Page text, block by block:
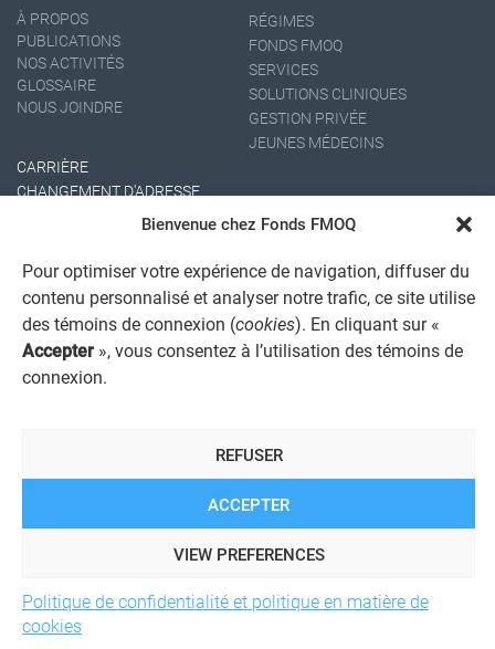
Bienvenue chez Fonds FMOQ
Pour optimiser votre expérience de navigation, diffuser du
contenu personnalisé et analyser notre trafic, ce site utilise
des témoins de connexion (cookies). En cliquant sur «
Accepter », vous consentez à l’utilisation des témoins de
connexion.
ACCEPTER
REFUSER
VIEW PREFERENCES
Politique de confidentialité et politique en matière de
cookies
À PROPOS
PUBLICATIONS
NOS ACTIVITÉS
GLOSSAIRE
NOUS JOINDRE
RÉGIMES
FONDS FMOQ
SERVICES
SOLUTIONS CLINIQUES
GESTION PRIVÉE
JEUNES MÉDECINS
CARRIÈRE
CHANGEMENT D'ADRESSE
AVIS JURIDIQUE GÉNÉRAL
POLITIQUE DE TRAITEMENT DES PLAINTES
REGISTRE DES CONFLITS D'INTÉRÊTS
© 2026 Société de services financiers Fonds FMOQ inc.
droits réservés.